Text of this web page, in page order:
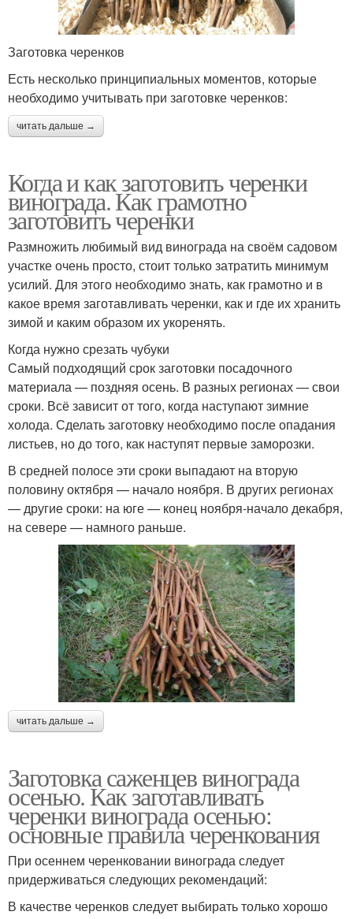
Заготовка черенков
Есть несколько принципиальных моментов, которые
необходимо учитывать при заготовке черенков:
читать дальше →
Когда и как заготовить черенки
винограда. Как грамотно
заготовить черенки
Размножить любимый вид винограда на своём садовом
участке очень просто, стоит только затратить минимум
усилий. Для этого необходимо знать, как грамотно и в
какое время заготавливать черенки, как и где их хранить
зимой и каким образом их укоренять.
Когда нужно срезать чубуки
Самый подходящий срок заготовки посадочного
материала — поздняя осень. В разных регионах — свои
сроки. Всё зависит от того, когда наступают зимние
холода. Сделать заготовку необходимо после опадания
листьев, но до того, как наступят первые заморозки.
В средней полосе эти сроки выпадают на вторую
половину октября — начало ноября. В других регионах
— другие сроки: на юге — конец ноября-начало декабря,
на севере — намного раньше.
читать дальше →
Заготовка саженцев винограда
осенью. Как заготавливать
черенки винограда осенью:
основные правила черенкования
При осеннем черенковании винограда следует
придерживаться следующих рекомендаций:
В качестве черенков следует выбирать только хорошо